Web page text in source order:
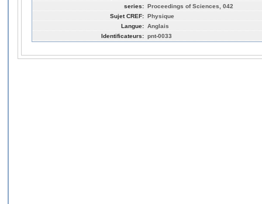
series: Proceedings of Sciences, 042
Sujet CREF: Physique
Langue: Anglais
Identificateurs: pnt-0033